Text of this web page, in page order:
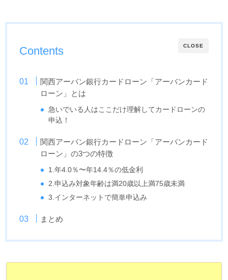
CLOSE
Contents
関西アーバン銀行カードローン「アーバンカード
ローン」とは
急いでいる人はここだけ理解してカードローンの
申込！
関西アーバン銀行カードローン「アーバンカード
ローン」の3つの特徴
1.年4.0％〜年14.4％の低金利
2.申込み対象年齢は満20歳以上満75歳未満
3.インターネットで簡単申込み
まとめ